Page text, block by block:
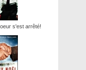
s'est arrêté!